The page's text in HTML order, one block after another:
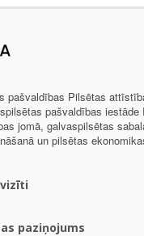
pašvaldības Pilsētas
pašvaldības iestāde
jomā, galvaspilsētas
un pilsētas
paziņojums